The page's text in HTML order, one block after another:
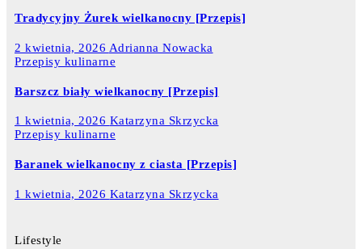
Tradycyjny Żurek wielkanocny [Przepis]
2 kwietnia, 2026 Adrianna Nowacka
Przepisy kulinarne
Barszcz biały wielkanocny [Przepis]
1 kwietnia, 2026 Katarzyna Skrzycka
Przepisy kulinarne
Baranek wielkanocny z ciasta [Przepis]
1 kwietnia, 2026 Katarzyna Skrzycka
Lifestyle